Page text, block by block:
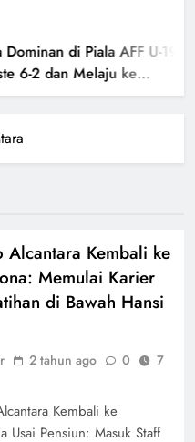
di Piala AFF U-19
6-2 dan Melaju ke
Alcantara Kembali ke
Memulai Karier
di Bawah Hansi
2 tahun ago 0
7
Kembali ke
Usai Pensiun: Masuk Staff